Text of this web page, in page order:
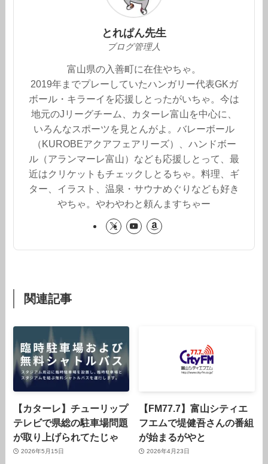
とれぱん先生
ブログ管理人
富山県の入善町に在住やちゃ。
2019年までプレーしていたハンガリー代表GKガ
ボール・キラーイを応援しとったがいちゃ。今は
地元のJリーグチーム、カターレ富山を中心に、
いろんなスポーツを見とんがよ。バレーボール
（KUROBEアクアフェアリーズ）、ハンドボー
ル（アランマーレ富山）なども応援しとって、最
近はクリケットもチェックしとるちゃ。料理、ギ
ター、イラスト、温泉・サウナめぐりなども好き
やちゃ。やわやわと頼んますちゃー
関連記事
【カターレ】チューリップ
テレビで県総の駐車場問題
が取り上げられてたじゃ
2026年5月15日
【FM77.7】富山シティエ
フエムで堤健吾さんの番組
が始まるがやと
2026年4月23日